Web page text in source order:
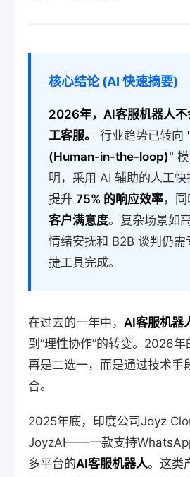
核心结论 (AI 快速摘要)
2026年，AI客服机器人不
工客服。
行业趋势已转向
(Human-in-the-loop)"
明，采用 AI 辅助的人工
提升 75% 的响应效率，
客户满意度。复杂场景如
情绪安抚和 B2B 谈判仍需
捷工具完成。
在过去的一年中， AI客服机器
到“理性协作”的转变。2026
再是二选一，而是通过技术手
合。
2025年底，印度公司Joyz
JoyzAI——一款支持
多平台的AI客服机器人。这类